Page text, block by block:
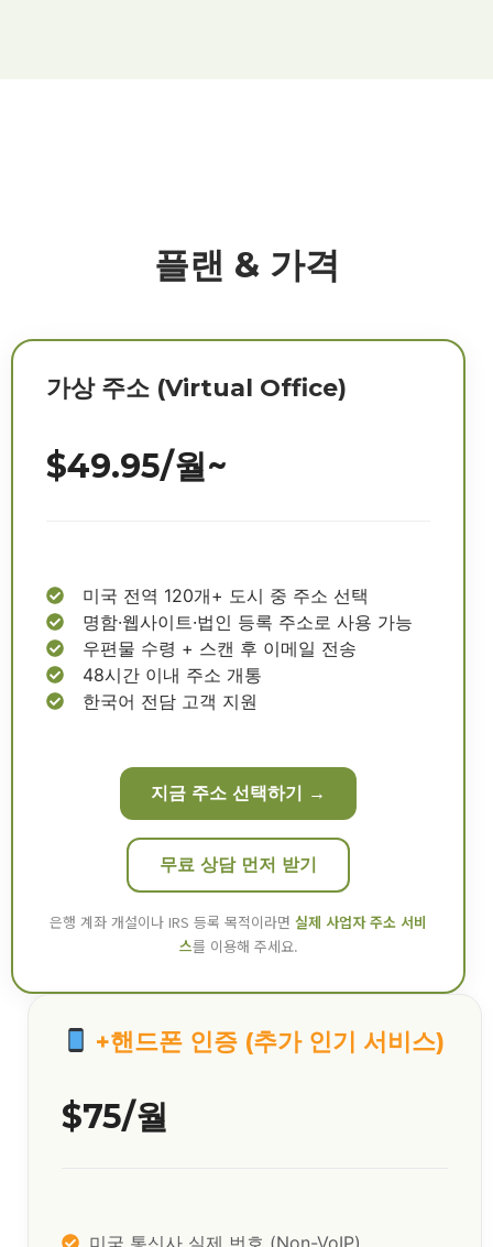
플랜 & 가격
가상 주소 (Virtual Office)
$49.95/월~
미국 전역 120개+ 도시 중 주소 선택
명함·웹사이트·법인 등록 주소로 사용 가능
우편물 수령 + 스캔 후 이메일 전송
48시간 이내 주소 개통
한국어 전담 고객 지원
지금 주소 선택하기 →
무료 상담 먼저 받기
은행 계좌 개설이나 IRS 등록 목적이라면 실제 사업자 주소 서비
스를 이용해 주세요.
+핸드폰 인증 (추가 인기 서비스)
$75/월
미국 통신사 실제 번호 (Non-VoIP)